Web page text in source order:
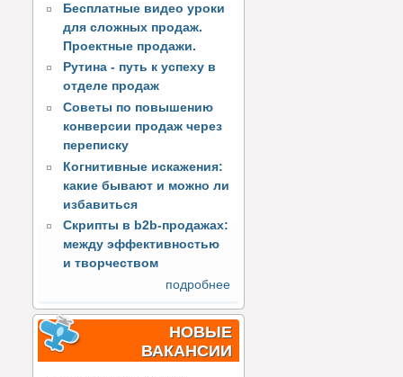
Бесплатные видео уроки
для сложных продаж.
Проектные продажи.
Рутина - путь к успеху в
отделе продаж
Советы по повышению
конверсии продаж через
переписку
Когнитивные искажения:
какие бывают и можно ли
избавиться
Скрипты в b2b-продажах:
между эффективностью
и творчеством
подробнее
НОВЫЕ
ВАКАНСИИ